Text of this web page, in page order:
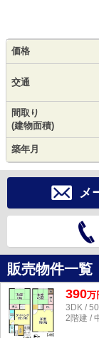
価格
交通
間取り
(建物面積)
築年月
メ
販売物件一覧
390万
3DK /
2階建 /